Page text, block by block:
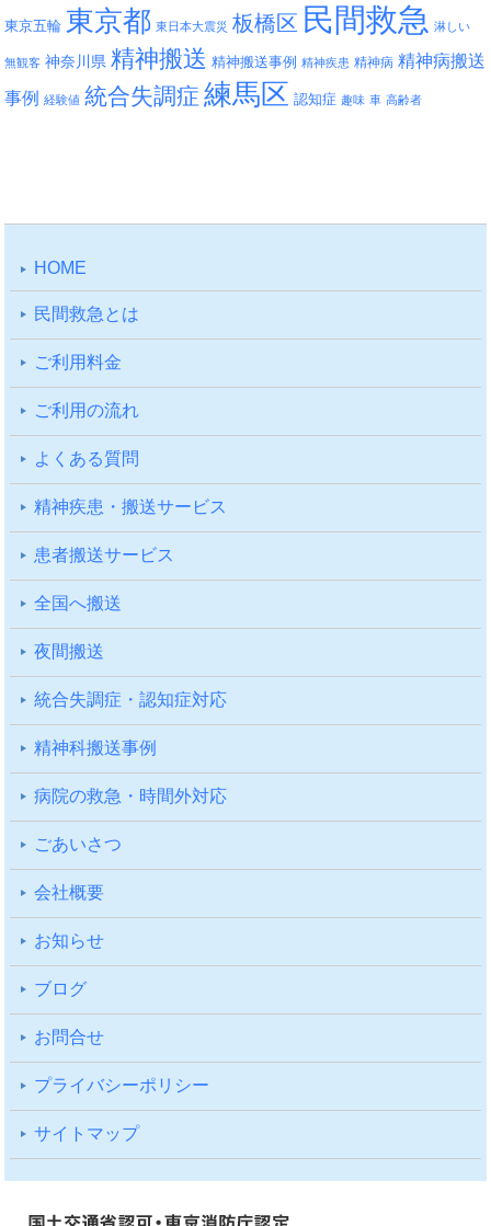
東京五輪 東京都 東日本大震災 板橋区 民間救急 淋しい
無観客 神奈川県 精神搬送 精神搬送事例 精神疾患 精神病 精神病搬送
事例
経験値 統合失調症 練馬区 認知症 趣味 車 高齢者
HOME
⺠間救急とは
ご利⽤料⾦
ご利⽤の流れ
よくある質問
精神疾患・搬送サービス
患者搬送サービス
全国へ搬送
夜間搬送
統合失調症・認知症対応
精神科搬送事例
病院の救急・時間外対応
ごあいさつ
会社概要
お知らせ
ブログ
お問合せ
プライバシーポリシー
サイトマップ